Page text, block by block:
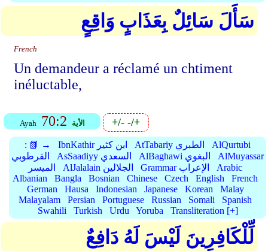
سَأَلَ سَائِلٌ بِعَذَابٍ وَاقِعٍ
French
Un demandeur a réclamé un chtiment
inéluctable,
Ayah 70:2 الأية +/--/+
: 📗 → IbnKathir ابن كثير AtTabariy الطبري
AlQurtubi
القرطوبي
AsSaadiyy السعدي AlBaghawi البغوي
AlMuyassar
الميسر
AlJalalain الجلالين Grammar الإعراب
Arabic
Albanian
Bangla Bosnian Chinese Czech English
French
German
Hausa Indonesian Japanese Korean
Malay
Malayalam
Persian Portuguese Russian Somali
Spanish
Swahili
Turkish Urdu Yoruba Transliteration [+]
لِّلْكَافِرِينَ لَيْسَ لَهُ دَافِعٌ